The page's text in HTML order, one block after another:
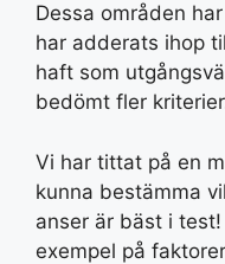
Dessa områden
har adderats ihop
haft som
bedömt fler
Vi har tittat på en
kunna bestämma
anser är bäst i
exempel på